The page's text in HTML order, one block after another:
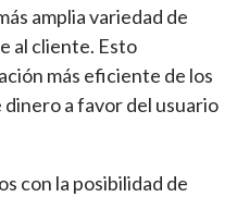
amplia variedad de
al cliente. Esto
más eficiente de los
a favor del usuario
con la posibilidad de